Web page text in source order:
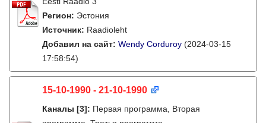
Регион: Эстония
Источник: Raadioleht
Добавил на сайт: Wendy Corduroy (2024-03-15
17:58:54)
15-10-1990 - 21-10-1990
Каналы [3]: Первая программа, Вторая